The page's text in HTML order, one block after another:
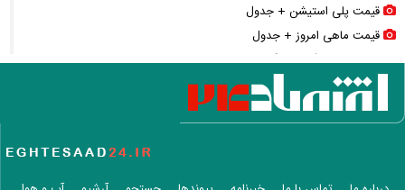
قیمت پلی استیشن + جدول
قیمت ماهی امروز + جدول
چرا پول کالابرگ فروشگاه‌ها تسویه نمی‌شود؟
کالابرگ دوباره تغییر می‌کند؟/ جزئیات تازه درباره اعتبار یک میلیون تومانی
خبر جنجالی درباره ساره نتانیاهو؛ پای یک مرد ۶۰ ساله در میان است
جواد نکونام دوباره به استقلال رسید! / ماجرای یک تقابل جنجالی